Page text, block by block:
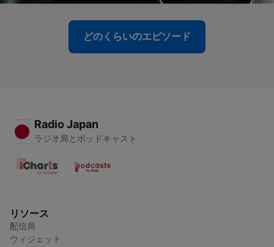
どのくらいのエピソード
Radio Japan
ラジオ局とポッドキャスト
リソース
配信局
ウィジェット